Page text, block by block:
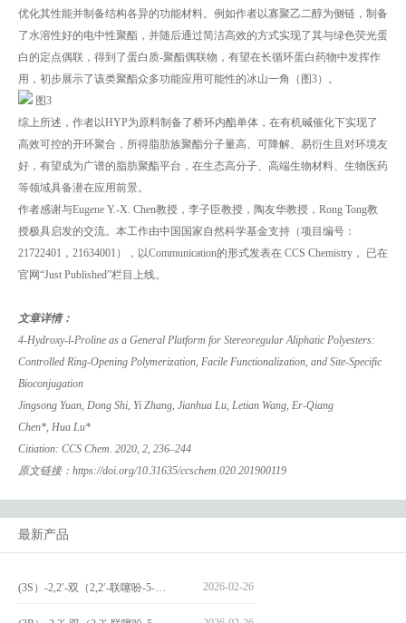
优化其性能并制备结构各异的功能材料。例如作者以寡聚乙二醇为侧链，制备
了水溶性好的电中性聚酯，并随后通过简洁高效的方式实现了其与绿色荧光蛋
白的定点偶联，得到了蛋白质-聚酯偶联物，有望在长循环蛋白药物中发挥作
用，初步展示了该类聚酯众多功能应用可能性的冰山一角（图3）。
图3
综上所述，作者以HYP为原料制备了桥环内酯单体，在有机碱催化下实现了
高效可控的开环聚合，所得脂肪族聚酯分子量高、可降解、易衍生且对环境友
好，有望成为广谱的脂肪聚酯平台，在生态高分子、高端生物材料、生物医药
等领域具备潜在应用前景。
作者感谢与Eugene Y.-X. Chen教授，李子臣教授，陶友华教授，Rong Tong教
授极具启发的交流。本工作由中国国家自然科学基金支持（项目编号：
21722401，21634001），以Communication的形式发表在 CCS Chemistry， 已在
官网“Just Published”栏目上线。
文章详情：
4-Hydroxy-l-Proline as a General Platform for Stereoregular Aliphatic Polyesters:
Controlled Ring-Opening Polymerization, Facile Functionalization, and Site-Specific
Bioconjugation
Jingsong Yuan, Dong Shi, Yi Zhang, Jianhua Lu, Letian Wang, Er-Qiang
Chen*, Hua Lu*
Citiation: CCS Chem. 2020, 2, 236–244
原文链接： https://doi.org/10.31635/ccschem.020.201900119
最新产品
2026-02-26